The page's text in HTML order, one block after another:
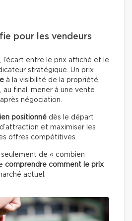
pour les vendeurs
l’écart entre le prix affiché et le
stratégique. Un prix
à la visibilité de la propriété,
au final, mener à une vente
négociation.
positionné dès le départ
et maximiser les
offres compétitives.
seulement de « combien
comprendre comment le prix
actuel.